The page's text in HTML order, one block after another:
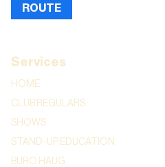
ROUTE
Services
HOME
CLUB REGULARS
SHOWS
STAND-UP EDUCATION
BURO HAUG